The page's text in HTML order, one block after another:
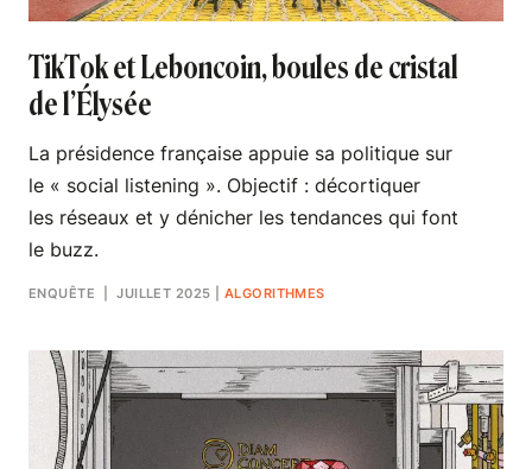
TikTok et Leboncoin, boules de cristal
de l’Élysée
La présidence française appuie sa politique sur
le « social listening ». Objectif : décortiquer
les réseaux et y dénicher les tendances qui font
le buzz.
ENQUÊTE | JUILLET 2025 ALGORITHMES